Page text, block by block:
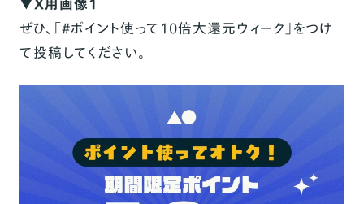
ぜひ、「#ポイント使って10倍大還元ウィーク」をつけ
て投稿してください。